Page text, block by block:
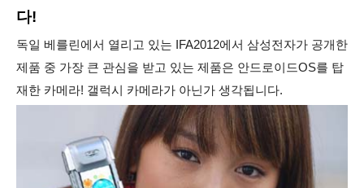
다!
독일 베를린에서 열리고 있는 IFA2012에서 삼성전자가 공개한
제품 중 가장 큰 관심을 받고 있는 제품은 안드로이드OS를 탑
재한 카메라! 갤럭시 카메라가 아닌가 생각됩니다.